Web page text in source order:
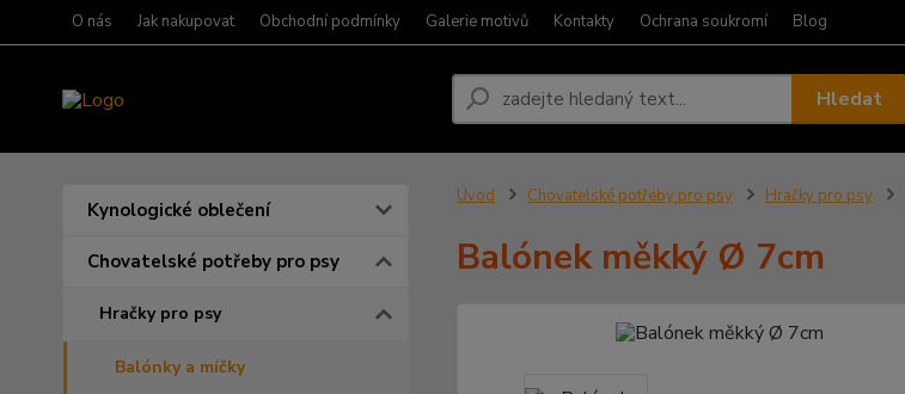
O nás Jak nakupovat Obchodní podmínky Galerie motivů Kontakty Ochrana soukromí Blog
Hledat
Kynologické oblečení
Chovatelské potřeby pro psy
Hračky pro psy
Balónky a míčky
Úvod Chovatelské potřeby pro psy Hračky pro psy
Balónek měkký Ø 7cm